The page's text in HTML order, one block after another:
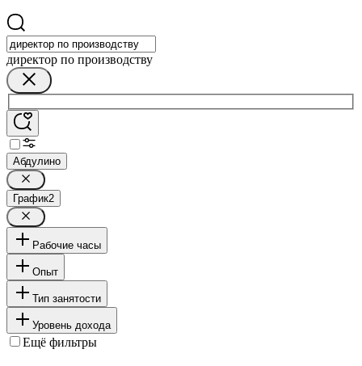
директор по производству
Абдулино
График2
Рабочие часы
Опыт
Тип занятости
Уровень дохода
Ещё фильтры